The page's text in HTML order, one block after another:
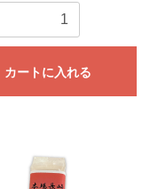
カートに入れる